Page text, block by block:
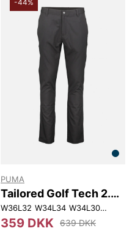
-44%
PUMA
Tailored Golf Tech 2.0
Pant
W36L32 W34L34 W34L30 W34L32
359 DKK 639 DKK